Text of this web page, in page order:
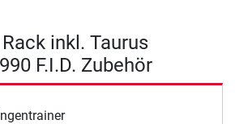
inkl. Taurus
F.I.D. Zubehör